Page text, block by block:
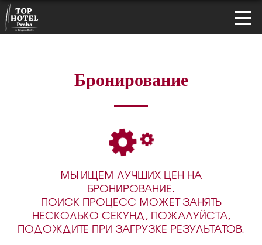
Бронирование
МЫ ИЩЕМ ЛУЧШИХ ЦЕН НА
БРОНИРОВАНИЕ.
ПОИСК ПРОЦЕСС МОЖЕТ ЗАНЯТЬ
НЕСКОЛЬКО СЕКУНД, ПОЖАЛУЙСТА,
ПОДОЖДИТЕ ПРИ ЗАГРУЗКЕ РЕЗУЛЬТАТОВ.